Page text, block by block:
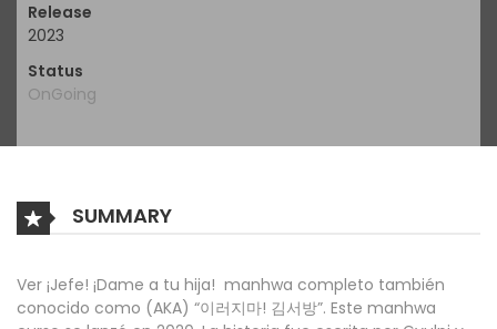
Release
2023
Status
OnGoing
SUMMARY
Ver ¡Jefe! ¡Dame a tu hija! manhwa completo también
conocido como (AKA) “이러지마! 김서방”. Este manhwa